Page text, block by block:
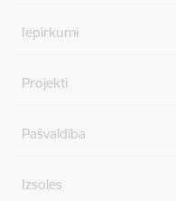
Iepirkumi
Projekti
Pašvaldība
Izsoles